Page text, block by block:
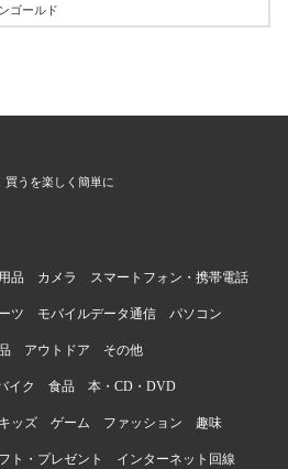
ゴールド
買うを楽しく簡単に
品 カメラ スマートフォン・携帯電話
ツ モバイルデータ通信 パソコン
アウトドア その他
イク 食品 本・CD・DVD
ッズ ゲーム ファッション 趣味
ト・プレゼント インターネット回線